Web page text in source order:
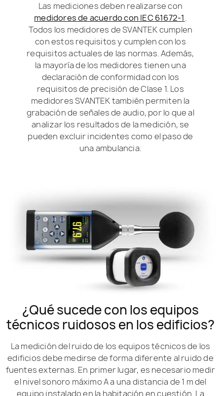
Las mediciones deben realizarse con
medidores de acuerdo con IEC 61672-1.
Todos los medidores de SVANTEK cumplen
con estos requisitos y cumplen con los
requisitos actuales de las normas. Además,
la mayoría de los medidores tienen una
declaración de conformidad con los
requisitos de precisión de Clase 1. Los
medidores SVANTEK también permiten la
grabación de señales de audio, por lo que al
analizar los resultados de la medición, se
pueden excluir incidentes como el paso de
una ambulancia.
¿Qué sucede con los equipos
técnicos ruidosos en los edificios?
La medición del ruido de los equipos técnicos de los
edificios debe medirse de forma diferente al ruido de
fuentes externas. En primer lugar, es necesario medir
el nivel sonoro máximo A a una distancia de 1 m del
equipo instalado en la habitación en cuestión. La